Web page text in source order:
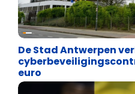
Binnenland politiek
De Stad Antwerpen
euro